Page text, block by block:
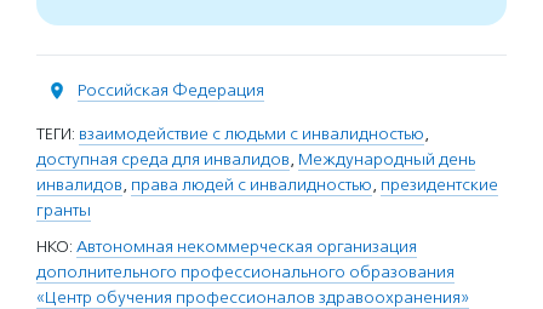
Российская Федерация
ТЕГИ: взаимодействие с людьми с инвалидностью,
доступная среда для инвалидов, Международный день
инвалидов, права людей с инвалидностью, президентские
гранты
НКО: Автономная некоммерческая организация
дополнительного профессионального образования
«Центр обучения профессионалов здравоохранения»